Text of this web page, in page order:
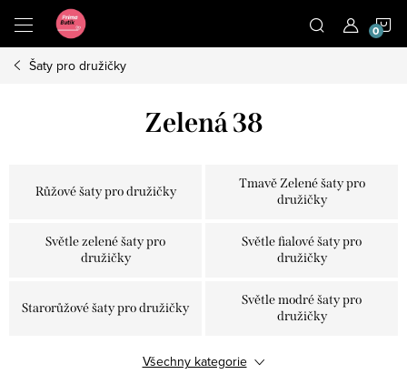
obsah
Šaty pro družičky
Zelená 38
Růžové šaty pro družičky
Tmavě Zelené šaty pro
družičky
Světle zelené šaty pro
družičky
Světle fialové šaty pro
družičky
Starorůžové šaty pro družičky
Světle modré šaty pro
družičky
Šaty pro družičky olivově
Vínové šaty pro družičky
Všechny kategorie